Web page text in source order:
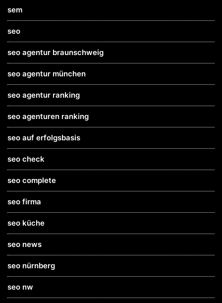
sem
seo
seo agentur braunschweig
seo agentur münchen
seo agentur ranking
seo agenturen ranking
seo auf erfolgsbasis
seo check
seo complete
seo firma
seo küche
seo news
seo nürnberg
seo nw